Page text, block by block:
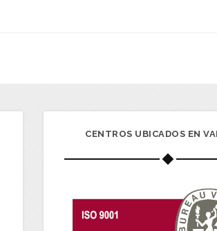
CENTROS UBICADOS EN